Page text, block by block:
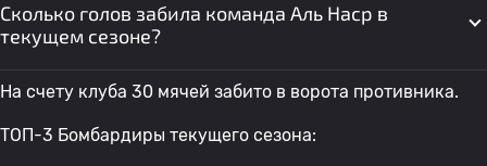
Сколько голов забила команда Аль Наср в
текущем сезоне?
На счету клуба 30 мячей забито в ворота противника.
ТОП-3 Бомбардиры текущего сезона: